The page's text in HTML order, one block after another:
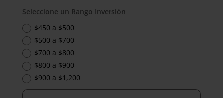
Seleccione un Rango Inversión
$450 a $500
$500 a $700
$700 a $800
$800 a $900
$900 a $1,200